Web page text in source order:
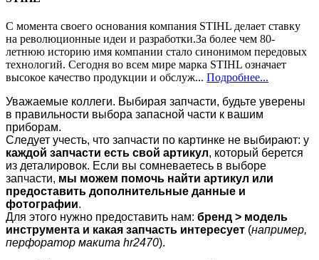
C момента своего основания компания STIHL делает ставку
на революционные идеи и разработки.За более чем 80-
летнюю историю имя компании стало синонимом передовых
технологий. Сегодня во всем мире марка STIHL означает
высокое качество продукции и обслуж... Подробнее...
Уважаемые коллеги. Выбирая запчасти, будьте уверены
в правильности выбора запасной части к вашим
приборам.
Следует учесть, что запчасти по картинке не выбирают: у
каждой запчасти есть свой артикул, который берется
из деталировок. Если вы сомневаетесь в выборе
запчасти, мы можем помочь найти артикул или
предоставить дополнительные данные и
фотографии.
Для этого нужно предоставить нам: бренд > модель
инструмента и какая запчасть интересует (например,
перфоратор макита hr2470).